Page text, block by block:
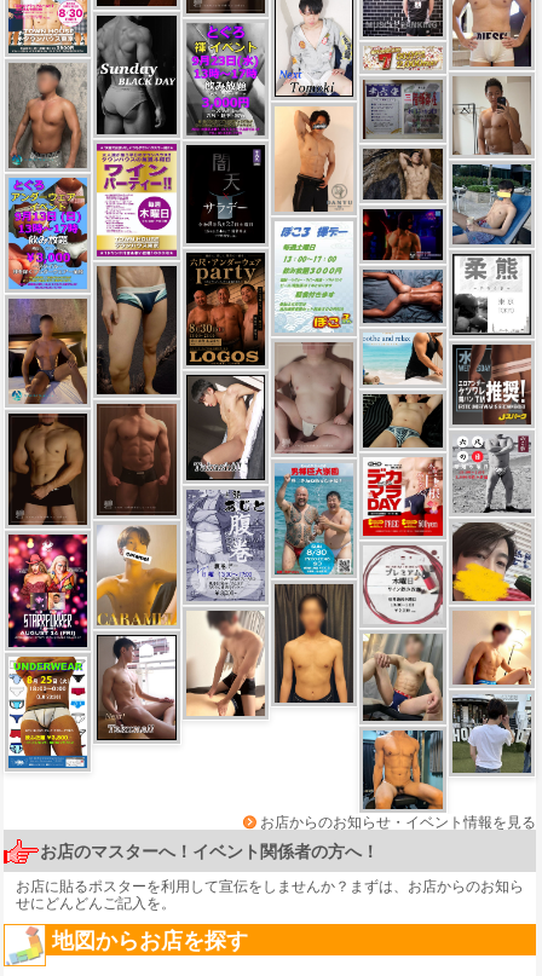
お店からのお知らせ・イベント情報を見る
お店のマスターへ！イベント関係者の方へ！
お店に貼るポスターを利用して宣伝をしませんか？まずは、 お店からのお知ら
せにどんどんご記入を。
地図からお店を探す